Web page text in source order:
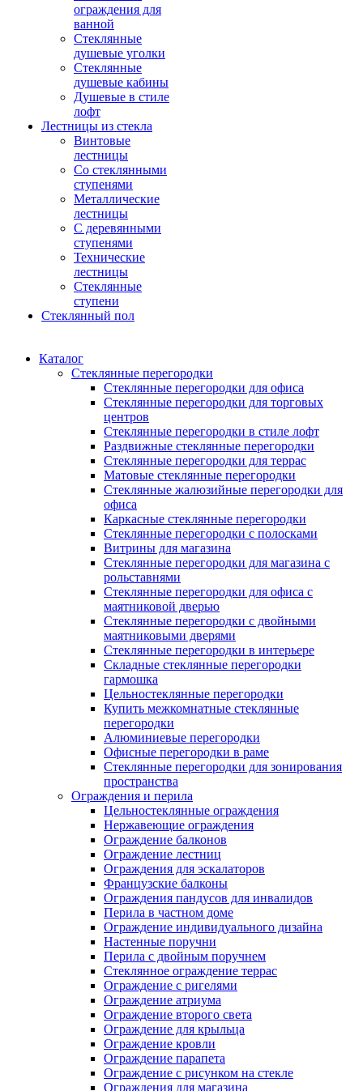
ограждения для
ванной
Стеклянные
душевые уголки
Стеклянные
душевые кабины
Душевые в стиле
лофт
Лестницы из стекла
Винтовые
лестницы
Со стеклянными
ступенями
Металлические
лестницы
С деревянными
ступенями
Технические
лестницы
Стеклянные
ступени
Стеклянный пол
Каталог
Cтеклянные перегородки
Стеклянные перегородки для офиса
Стеклянные перегородки для торговых
центров
Стеклянные перегородки в стиле лофт
Раздвижные стеклянные перегородки
Стеклянные перегородки для террас
Матовые стеклянные перегородки
Стеклянные жалюзийные перегородки для
офиса
Каркасные стеклянные перегородки
Стеклянные перегородки с полосками
Витрины для магазина
Стеклянные перегородки для магазина с
рольставнями
Стеклянные перегородки для офиса с
маятниковой дверью
Стеклянные перегородки с двойными
маятниковыми дверями
Стеклянные перегородки в интерьере
Складные стеклянные перегородки
гармошка
Цельностеклянные перегородки
Купить межкомнатные стеклянные
перегородки
Алюминиевые перегородки
Офисные перегородки в раме
Стеклянные перегородки для зонирования
пространства
Ограждения и перила
Цельностеклянные ограждения
Нержавеющие ограждения
Ограждение балконов
Ограждение лестниц
Ограждения для эскалаторов
Французские балконы
Ограждения пандусов для инвалидов
Перила в частном доме
Ограждение индивидуального дизайна
Настенные поручни
Перила с двойным поручнем
Стеклянное ограждение террас
Ограждение с ригелями
Ограждение атриума
Ограждение второго света
Ограждение для крыльца
Ограждение кровли
Ограждение парапета
Ограждение с рисунком на стекле
Ограждения для магазина